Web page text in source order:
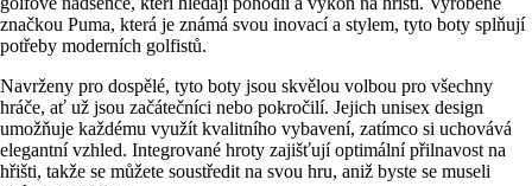
značkou Puma, která je známá svou inovací a stylem, tyto boty splňují
potřeby moderních golfistů.
Navrženy pro dospělé, tyto boty jsou skvělou volbou pro všechny
hráče, ať už jsou začátečníci nebo pokročilí. Jejich unisex design
umožňuje každému využít kvalitního vybavení, zatímco si uchovává
elegantní vzhled. Integrované hroty zajišťují optimální přilnavost na
hřišti, takže se můžete soustředit na svou hru, aniž byste se museli